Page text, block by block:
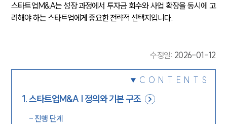
스타트업M&A는 성장 과정에서 투자금 회수와 사업 확장을 동시에 고
려해야 하는 스타트업에게 중요한 전략적 선택지입니다.
수정일: 2026-01-12
CONTENTS
1.스타트업M&A | 정의와 기본 구조
- 진행 단계